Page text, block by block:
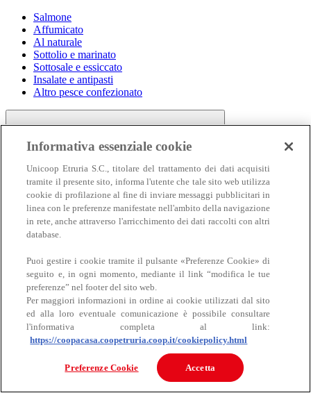
Salmone
Affumicato
Al naturale
Sottolio e marinato
Sottosale e essiccato
Insalate e antipasti
Altro pesce confezionato
Carne
Carne
Bovino
Informativa essenziale cookie
Unicoop Etruria S.C., titolare del trattamento dei dati acquisiti
tramite il presente sito, informa l'utente che tale sito web utilizza
cookie di profilazione al fine di inviare messaggi pubblicitari in
linea con le preferenze manifestate nell'ambito della navigazione
in rete, anche attraverso l'arricchimento dei dati raccolti con altri
database.
Puoi gestire i cookie tramite il pulsante «Preferenze Cookie» di
seguito e, in ogni momento, mediante il link “modifica le tue
preferenze” nel footer del sito web.
Per maggiori informazioni in ordine ai cookie utilizzati dal sito
ed alla loro eventuale comunicazione è possibile consultare
l'informativa completa al link:
https://coopacasa.coopetruria.coop.it/cookiepolicy.html
Preferenze Cookie Accetta